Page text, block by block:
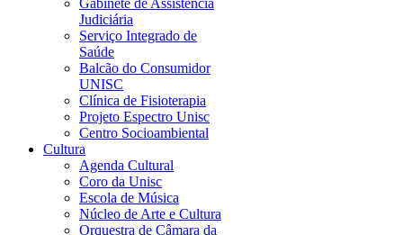
Gabinete de Assistência
Judiciária
Serviço Integrado de
Saúde
Balcão do Consumidor
UNISC
Clínica de Fisioterapia
Projeto Espectro Unisc
Centro Socioambiental
Cultura
Agenda Cultural
Coro da Unisc
Escola de Música
Núcleo de Arte e Cultura
Orquestra de Câmara da